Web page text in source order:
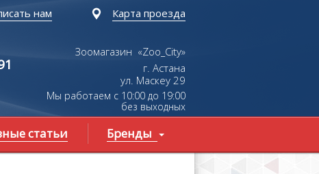
нам Карта проезда
Зоомагазин «Zoo_City»
г. Астана
ул. Маскеу29
Мы работаем с 10:00 до 19:00
без выходных
статьи Бренды